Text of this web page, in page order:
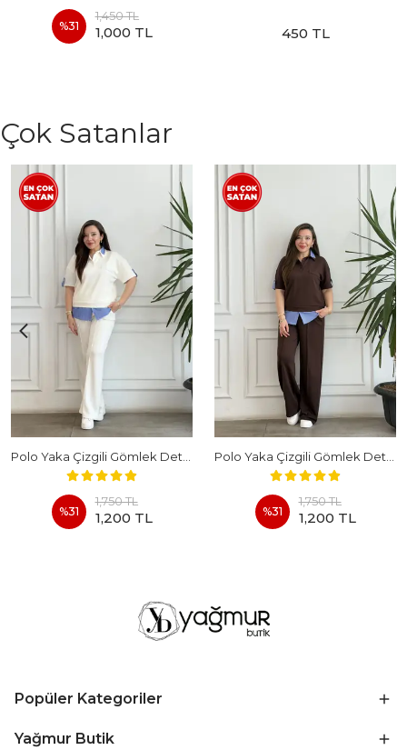
%31
1,450 TL
1,000 TL 450 TL
Çok Satanlar
%31
1,750 TL
1,200 TL %31
1,750 TL
1,200 TL
Popüler Kategoriler
Yağmur Butik